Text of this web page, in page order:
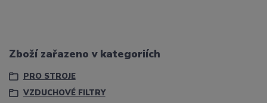
Zboží zařazeno v kategoriích
PRO STROJE
VZDUCHOVÉ FILTRY